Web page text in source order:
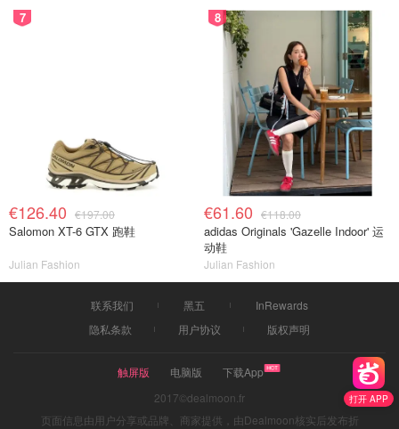
打开 APP
7
€126.40 €197.00
Salomon XT-6 GTX 跑鞋
Julian Fashion
8
€61.60 €118.00
adidas Originals 'Gazelle Indoor' 运
动鞋
Julian Fashion
联系我们 黑五
InRewards
隐私条款
用户协议 版权声明
触屏版 电脑版
下载App
2017©dealmoon.fr
页面信息由用户分享或品牌、商家提供，由Dealmoon核实后发布折